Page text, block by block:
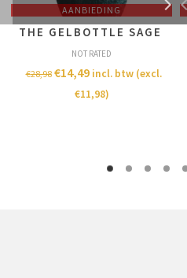
AANBIEDING
THE GELBOTTLE SAGE
NOT RATED
€28,98 €14,49 incl. btw (excl.
€11,98)